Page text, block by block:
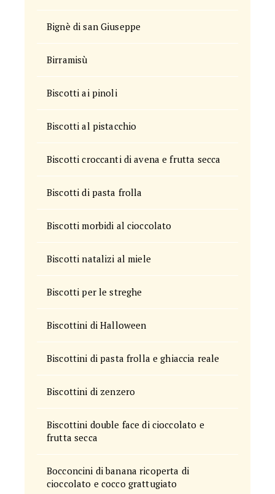
Bignè di san Giuseppe
Birramisù
Biscotti ai pinoli
Biscotti al pistacchio
Biscotti croccanti di avena e frutta secca
Biscotti di pasta frolla
Biscotti morbidi al cioccolato
Biscotti natalizi al miele
Biscotti per le streghe
Biscottini di Halloween
Biscottini di pasta frolla e ghiaccia reale
Biscottini di zenzero
Biscottini double face di cioccolato e
frutta secca
Bocconcini di banana ricoperta di
cioccolato e cocco grattugiato